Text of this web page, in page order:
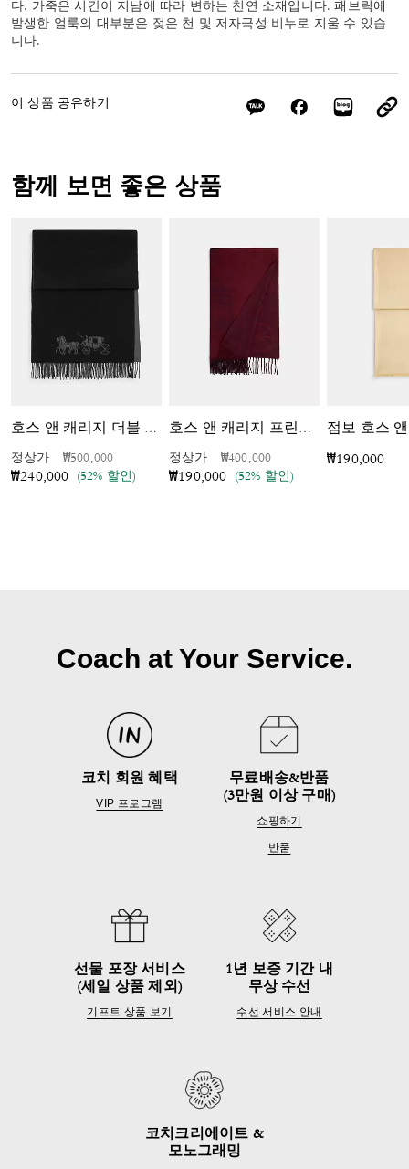
다. 가죽은 시간이 지남에 따라 변하는 천연 소재입니다. 패브릭에
발생한 얼룩의 대부분은 젖은 천 및 저자극성 비누로 지울 수 있습
니다.
이 상품 공유하기
함께 보면 좋은 상품
호스 앤 캐리지 더블 페이스 오버사이즈드 머플러
정상가 가격 인하 전
₩500,000인하됨
₩240,000 (52% 할인)
호스 앤 캐리지 프린트 오버사이즈드 머플러
정상가 가격 인하 전
₩400,000인하됨
₩190,000 (52% 할인)
점보 호스
₩190,000
Coach at Your Service.
코치 회원 혜택
VIP 프로그램
무료배송&반품
(3만원 이상 구매)
쇼핑하기
반품
선물 포장 서비스
(세일 상품 제외)
기프트 상품 보기
1년 보증 기간 내
무상 수선
수선 서비스 안내
코치크리에이트 &
모노그래밍